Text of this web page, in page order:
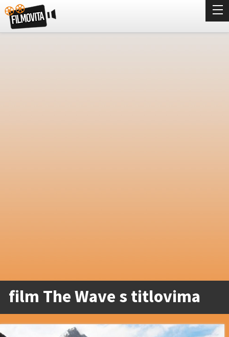
film The Wave s titlovima